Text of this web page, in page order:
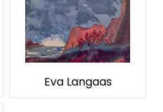
Eva Langaas